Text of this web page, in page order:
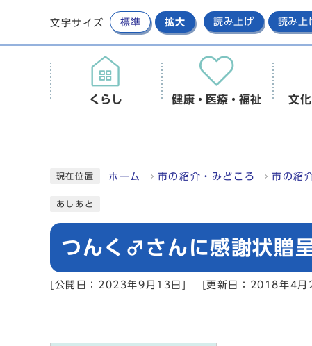
文字サイズ 標準 拡大 読み上げ 読み上
くらし 健康・医療・福祉
文
現在位置 ホーム 市の紹介・みどころ 市の紹
あしあと
つんく♂さんに感謝状贈
[公開日：2023年9月13日] [更新日：2018年4月